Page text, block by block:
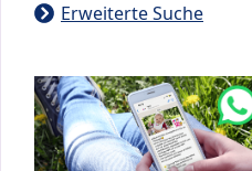
Erweiterte Suche